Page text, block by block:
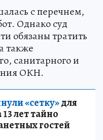
с перечнем,
Однако суд
обязаны тратить
также
санитарного и
ОКН.
«сетку»для
лет тайно
гостей